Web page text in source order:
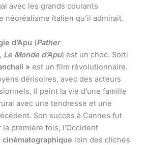
avec les grands courants
néoréalisme italien qu’il admirait.
d’Apu (Pather
, Le Monde d’Apu) est un choc. Sorti
» est un film révolutionnaire.
dérisoires, avec des acteurs
il peint la vie d’une famille
avec une tendresse et une
Son succès à Cannes fut
première fois, l’Occident
cinématographique loin des clichés